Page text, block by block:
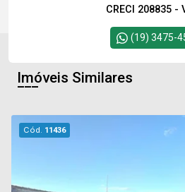
CRECI 208835 -
(19) 3475-
Imóveis Similares
Cód. 11436